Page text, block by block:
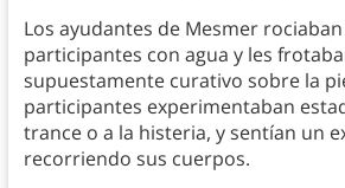
Los ayudantes de Mesmer
participantes con agua y les
supuestamente curativo sobre la
participantes experimentaban
trance o a la histeria, y sentían un
recorriendo sus cuerpos.